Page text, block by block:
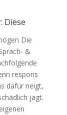
Diese
Die
&
respons
dafür neigt,
jagt.